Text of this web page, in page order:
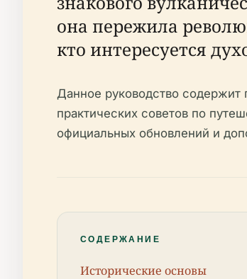
она пережила
кто интересуется
Данное руководство содержит
практических советов по
официальных обновлений и
СОДЕРЖАНИЕ
Исторические основы